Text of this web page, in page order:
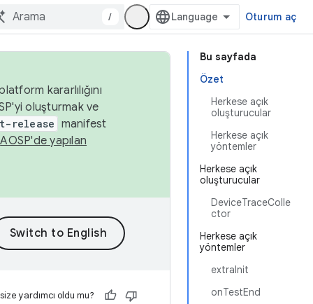
/ Oturum aç
Bu sayfada
Özet
Herkese açık
oluşturucular
Herkese açık
yöntemler
Herkese açık
oluşturucular
DeviceTraceColle
ctor
Herkese açık
yöntemler
extraInit
onTestEnd
kararlılığını
oluşturmak ve
release manifest
AOSP'de yapılan
yardımcı oldu mu?